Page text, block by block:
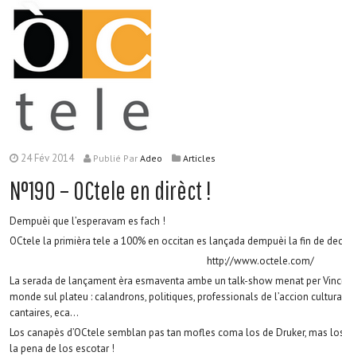
24 Fév 2014 Publié Par Adeo Articles
N°190 – OCtele en dirèct !
Dempuèi que l’esperavam es fach !
OCtele la primièra tele a 100% en occitan es lançada dempuèi la fin de
http://www.octele.com/
La serada de lançament èra esmaventa ambe un talk-show menat per
monde sul plateu : calandrons, politiques, professionals de l’accion
cantaires, eca…
Los canapès d’OCtele semblan pas tan mofles coma los de Druker, mas
la pena de los escotar !